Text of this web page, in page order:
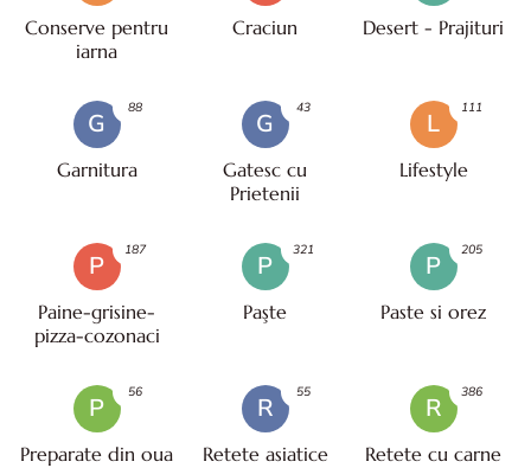
Conserve pentru
iarna
Craciun Desert - Prajituri
G
Garnitura
88
G
Gatesc cu
Prietenii
43
L
Lifestyle
111
P
Paine-grisine-
pizza-cozonaci
187
P
Paşte
321
P
Paste si orez
205
P
Preparate din oua
56
R
Retete asiatice
55
R
Retete cu carne
386